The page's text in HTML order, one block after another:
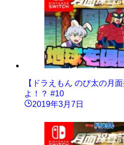
【ドラえもん のび太の月
よ！？ #10
2019年3月7日